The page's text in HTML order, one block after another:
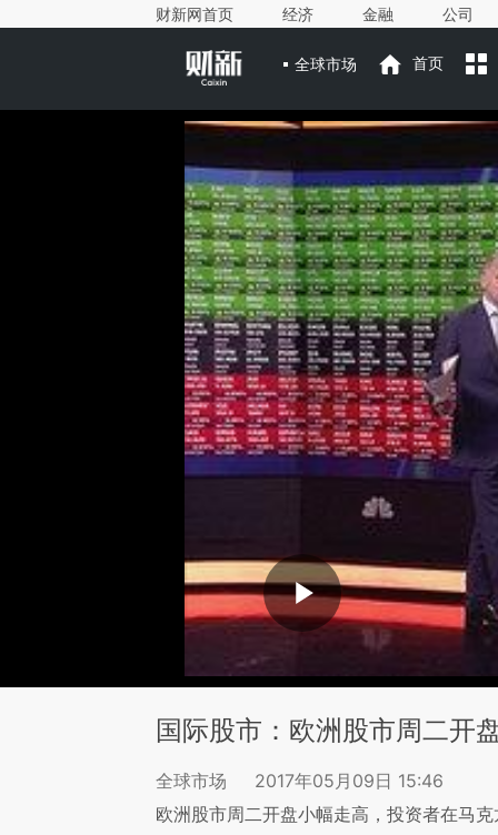
财新网首页 经济 金融 公司
全球市场 首页
国际股市：欧洲股市周二开
全球市场
2017年05月09日 15:46
欧洲股市周二开盘小幅走高，投资者在马